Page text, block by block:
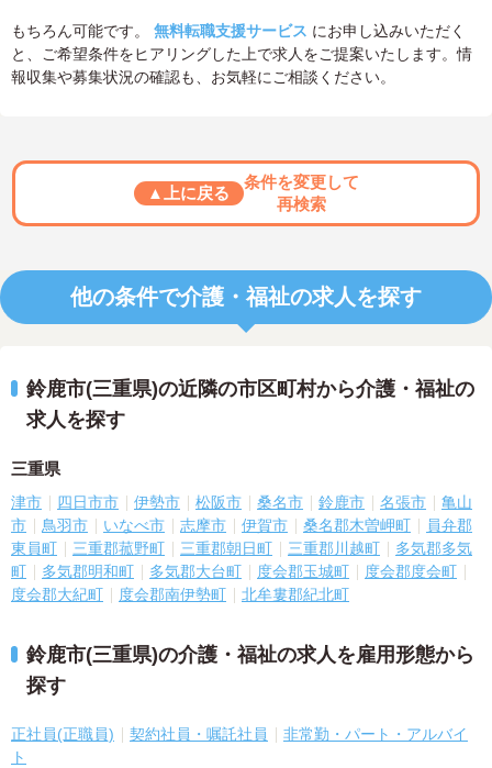
もちろん可能です。 無料転職支援サービス にお申し込みいただく
と、ご希望条件をヒアリングした上で求人をご提案いたします。情
報収集や募集状況の確認も、お気軽にご相談ください。
▲上に戻る
条件を変更して
再検索
他の条件で介護・福祉の求人を探す
鈴鹿市(三重県)の近隣の市区町村から介護・福祉の
求人を探す
三重県
津市 四日市市 伊勢市 松阪市 桑名市 鈴鹿市 名張市
亀山
市
鳥羽市 いなべ市 志摩市 伊賀市 桑名郡木曽岬町
員弁郡
東員町
三重郡菰野町 三重郡朝日町 三重郡川越町
多気郡多気
町
多気郡明和町 多気郡大台町 度会郡玉城町
度会郡度会町
度会郡大紀町
度会郡南伊勢町 北牟婁郡紀北町
鈴鹿市(三重県)の介護・福祉の求人を雇用形態から
探す
正社員(正職員) 契約社員・嘱託社員
非常勤・パート・アルバイ
ト